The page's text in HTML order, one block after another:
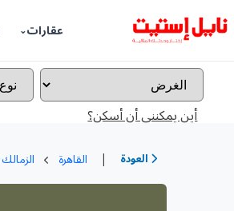
عقارات
أين يمكننى أن أسكن؟
العودة | القاهرة الزمالك